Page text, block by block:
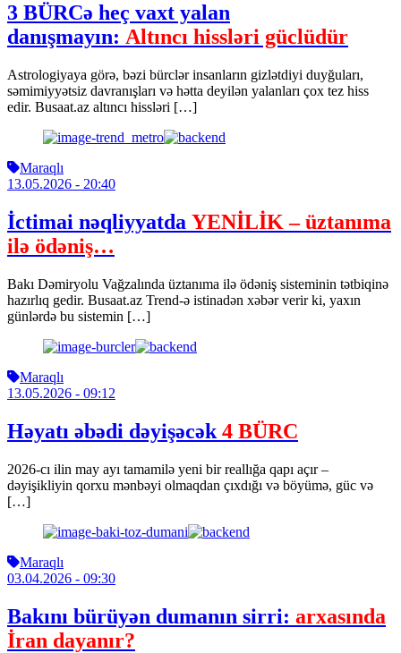
3 BÜRCə heç vaxt yalan
danışmayın: Altıncı hissləri güclüdür
Astrologiyaya görə, bəzi bürclər insanların gizlətdiyi duyğuları,
səmimiyyətsiz davranışları və hətta deyilən yalanları çox tez hiss
edir. Busaat.az altıncı hissləri […]
Maraqlı
13.05.2026 - 20:40
İctimai nəqliyyatda YENİLİK – üztanıma
ilə ödəniş…
Bakı Dəmiryolu Vağzalında üztanıma ilə ödəniş sisteminin tətbiqinə
hazırlıq gedir. Busaat.az Trend-ə istinadən xəbər verir ki, yaxın
günlərdə bu sistemin […]
Maraqlı
13.05.2026 - 09:12
Həyatı əbədi dəyişəcək 4 BÜRC
2026-cı ilin may ayı tamamilə yeni bir reallığa qapı açır –
dəyişikliyin qorxu mənbəyi olmaqdan çıxdığı və böyümə, güc və
[…]
Maraqlı
03.04.2026 - 09:30
Bakını bürüyən dumanın sirri: arxasında
İran dayanır?